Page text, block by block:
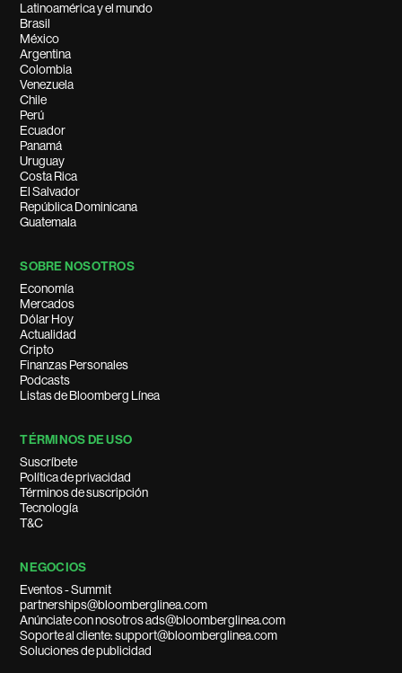
Latinoamérica y el mundo
Brasil
México
Argentina
Colombia
Venezuela
Chile
Perú
Ecuador
Panamá
Uruguay
Costa Rica
El Salvador
República Dominicana
Guatemala
SOBRE NOSOTROS
Economía
Mercados
Dólar Hoy
Actualidad
Cripto
Finanzas Personales
Podcasts
Listas de Bloomberg Línea
TÉRMINOS DE USO
Suscríbete
Política de privacidad
Términos de suscripción
Tecnología
T&C
NEGOCIOS
Eventos - Summit
partnerships@bloomberglinea.com
Anúnciate con nosotros ads@bloomberglinea.com
Soporte al cliente: support@bloomberglinea.com
Soluciones de publicidad